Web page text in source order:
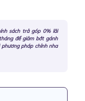
sách trả góp 0% lãi
để giảm bớt gánh
pháp chỉnh nha